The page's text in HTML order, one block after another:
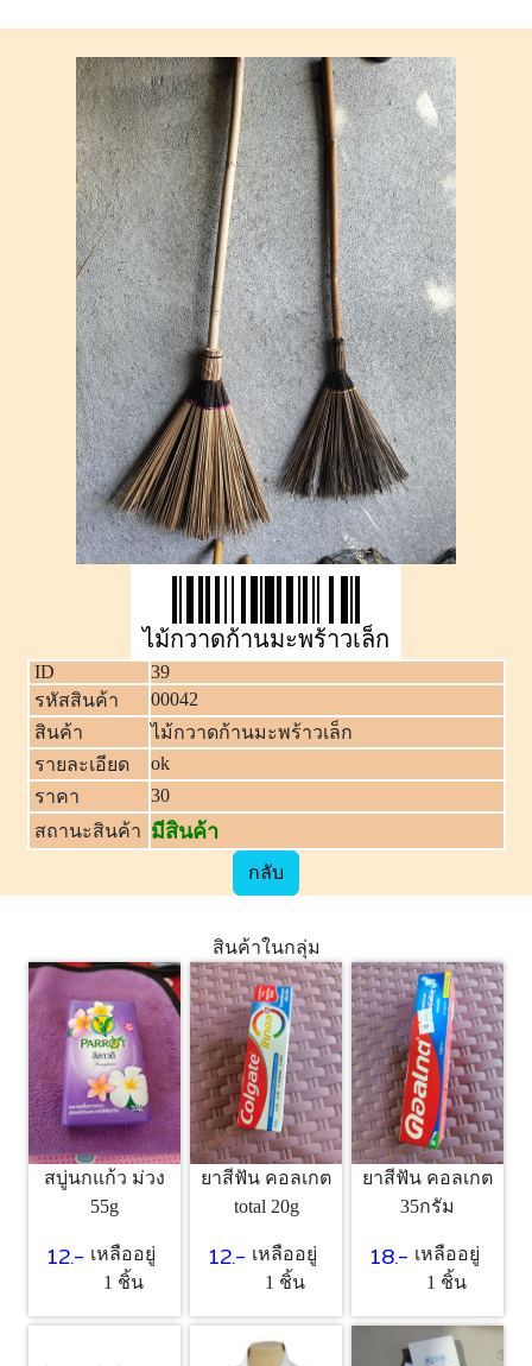
ไม้กวาดก้านมะพร้าวเล็ก
ID
39
รหัสสินค้า
00042
สินค้า
ไม้กวาดก้านมะพร้าวเล็ก
รายละเอียด
ok
ราคา
30
สถานะสินค้า มีสินค้า
กลับ
สินค้าในกลุ่ม
สบู่นกแก้ว ม่วง
55g
12.- เหลืออยู่
1 ชิ้น
ยาสีฟัน คอลเกต
total 20g
12.- เหลืออยู่
1 ชิ้น
ยาสีฟัน คอลเกต
35กรัม
18.- เหลืออยู่
1 ชิ้น